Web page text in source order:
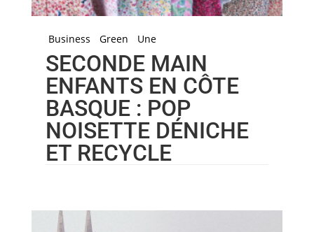
Business Green Une
SECONDE MAIN
ENFANTS EN CÔTE
BASQUE : POP
NOISETTE DÉNICHE
ET RECYCLE